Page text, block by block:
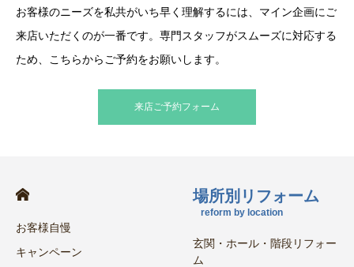
お客様のニーズを私共がいち早く理解するには、マイン企画にご
来店いただくのが一番です。専門スタッフがスムーズに対応する
ため、こちらからご予約をお願いします。
来店ご予約フォーム
お客様自慢
キャンペーン
場所別リフォーム
reform by location
玄関・ホール・階段リフォー
ム